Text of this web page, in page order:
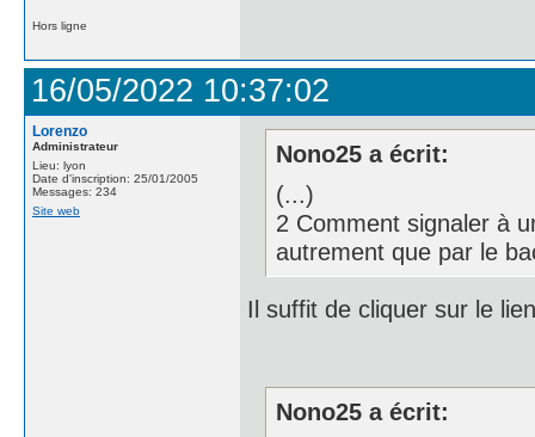
Hors ligne
16/05/2022 10:37:02
Lorenzo
Administrateur
Lieu: lyon
Date d'inscription: 25/01/2005
Messages: 234
Site web
Nono25 a écrit:
(...)
2 Comment signaler à
autrement que par le
Il suffit de cliquer sur le
Nono25 a écrit: